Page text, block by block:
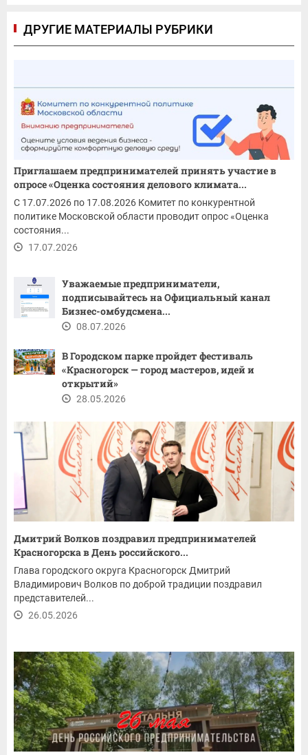
ДРУГИЕ МАТЕРИАЛЫ РУБРИКИ
Приглашаем предпринимателей принять участие в
опросе «Оценка состояния делового климата...
С 17.07.2026 по 17.08.2026 Комитет по конкурентной
политике Московской области проводит опрос «Оценка
состояния...
17.07.2026
Уважаемые предприниматели,
подписывайтесь на Официальный канал
Бизнес-омбудсмена...
08.07.2026
В Городском парке пройдет фестиваль
«Красногорск — город мастеров, идей и
открытий»
28.05.2026
Дмитрий Волков поздравил предпринимателей
Красногорска в День российского...
Глава городского округа Красногорск Дмитрий
Владимирович Волков по доброй традиции поздравил
представителей...
26.05.2026